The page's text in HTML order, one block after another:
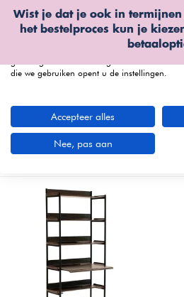
Wist je dat je ook in termijnen
het bestelproces kun je
Boekenkasten bij Furnea
Filters
Wij gebruiken cookies
We kunnen deze plaatsen voor analyse van
onze website te verbeteren,
die we gebruiken opent u de instellingen.
Accepteer alles
Nee, pas aan